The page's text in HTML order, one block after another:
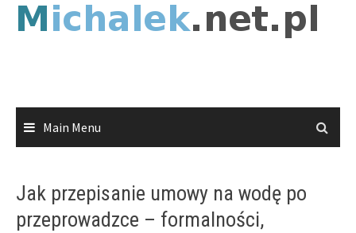
Skip
Main Menu
Jak przepisanie umowy na wodę po
przeprowadzce – formalności,